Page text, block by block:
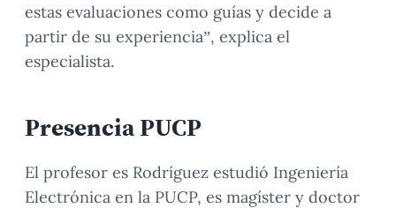
estas evaluaciones como guías y decide a
partir de su experiencia”, explica el
especialista.
Presencia PUCP
El profesor es Rodríguez estudió Ingeniería
Electrónica en la PUCP, es magíster y doctor